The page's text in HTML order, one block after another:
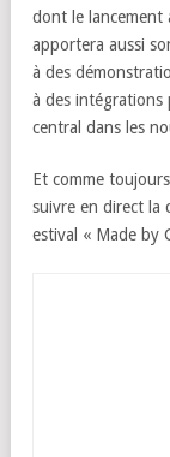
dont le lancement
apportera aussi
à des
à des intégrations
central dans les
Et comme
suivre en direct la
estival « Made by